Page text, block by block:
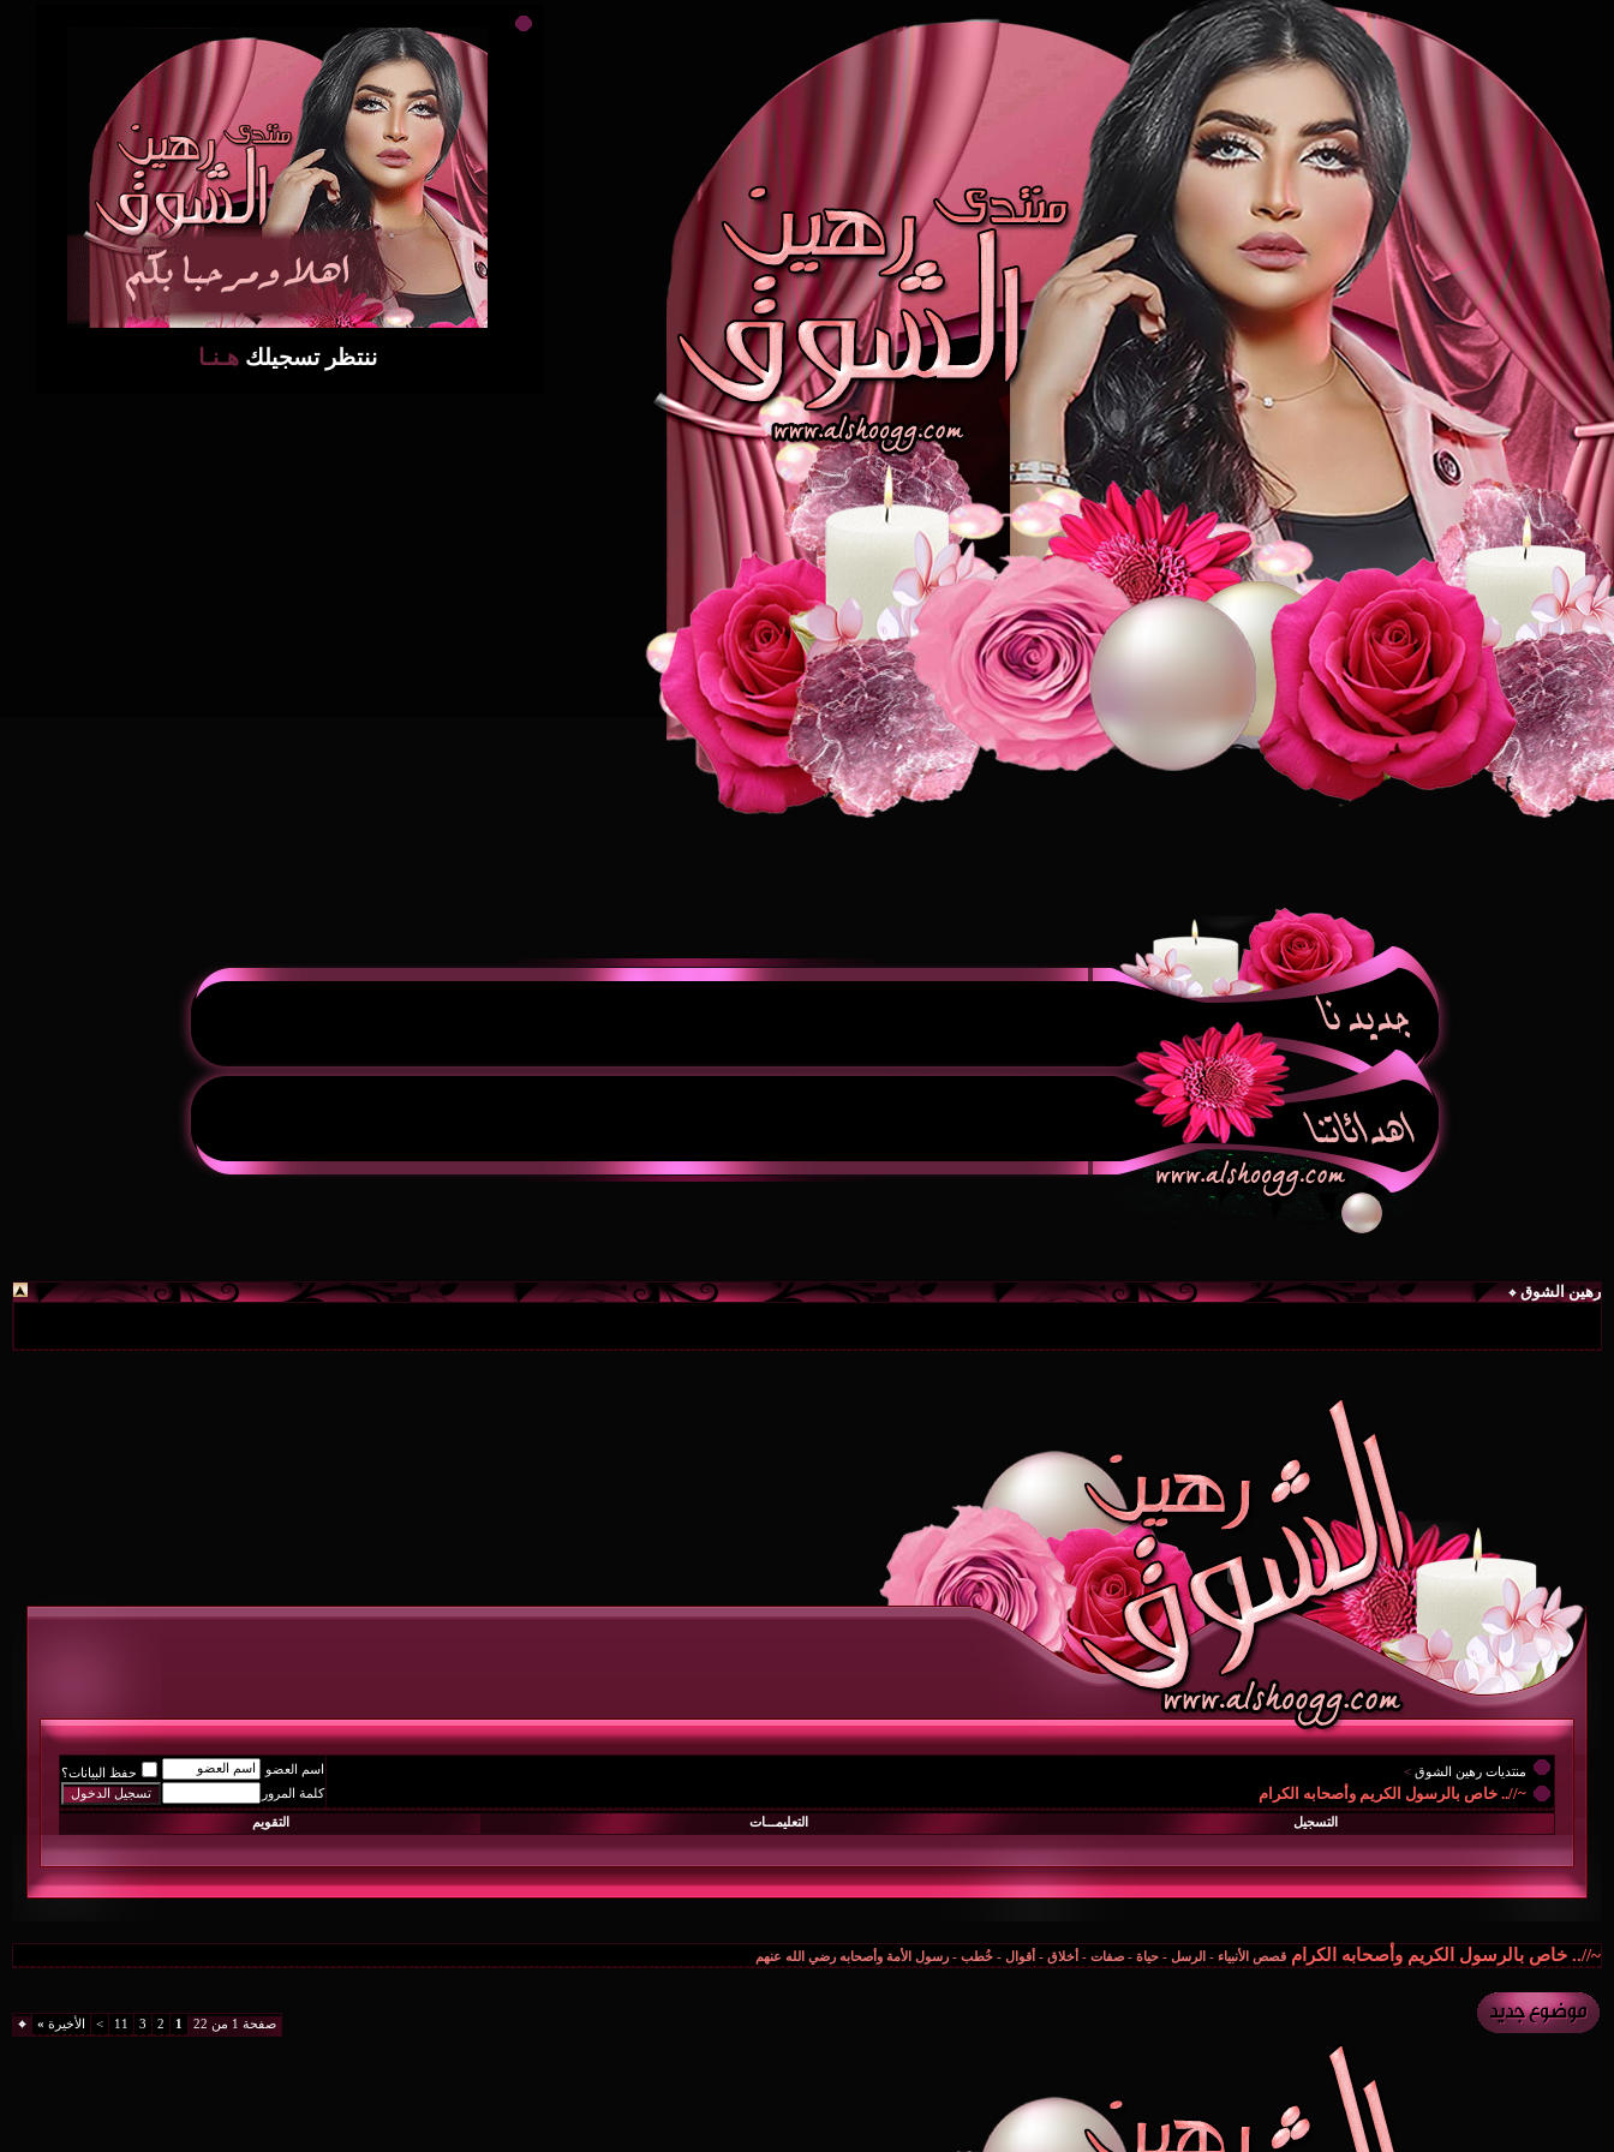
ننتظر تسجيلك هـنـا
رهين الشوق
منتديات رهين الشوق >
~//.. خاص بالرسول الكريم وأصحابه الكرام
اسم العضو
حفظ البيانات؟
كلمة المرور
التسجيل
التعليمـــات التقويم
~//.. خاص بالرسول الكريم وأصحابه الكرام قصص الأنبياء - الرسل - حياة - صفات - أخلاق - أقوال - خُطب - رسول الأمة وأصحابه رضي الله عنهم
صفحة 1 من 22 1
2
3
11
> الأخيرة »